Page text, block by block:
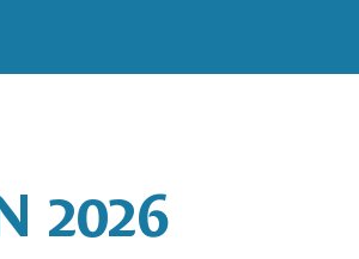
2026